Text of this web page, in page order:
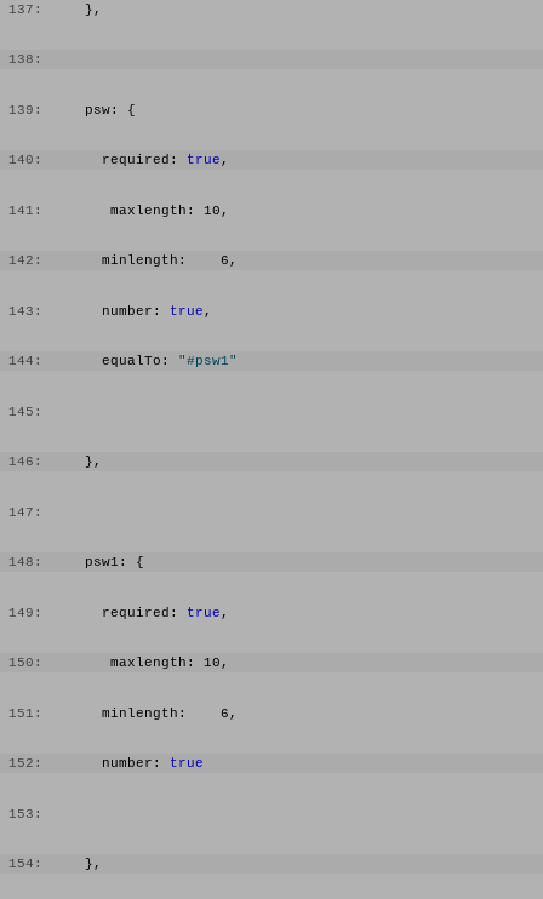
137:
     },
138:
139:
     psw: {
140:
       required:
true ,
141:
        maxlength: 10,
142:
       minlength:    6,
143:
       number:
true ,
144:
       equalTo:
"#psw1"
145:
146:
     },
147:
148:
     psw1: {
149:
       required:
true ,
150:
        maxlength: 10,
151:
       minlength:    6,
152:
       number:
true
153:
154:
     },